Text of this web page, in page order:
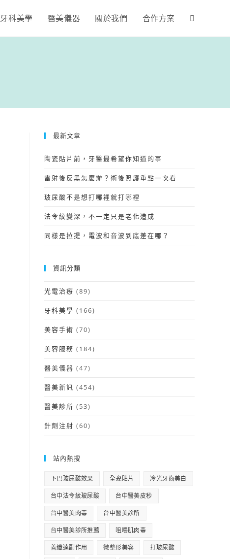
牙科美學 醫美儀器 關於我們 合作方案
最新文章
陶瓷貼片前，牙醫最希望你知道的事
雷射後反黑怎麼辦？術後照護重點一次看
玻尿酸不是想打哪裡就打哪裡
法令紋變深，不一定只是老化造成
同樣是拉提，電波和音波到底差在哪？
資訊分類
光電治療 (89)
牙科美學 (166)
美容手術 (70)
美容服務 (184)
醫美儀器 (47)
醫美新訊 (454)
醫美診所 (53)
針劑注射 (60)
站內熱搜
下巴玻尿酸效果 全瓷貼片 冷光牙齒美白
台中法令紋玻尿酸 台中醫美皮秒
台中醫美肉毒 台中醫美診所
台中醫美診所推薦 咀嚼肌肉毒
善纖達副作用 微整形美容 打玻尿酸